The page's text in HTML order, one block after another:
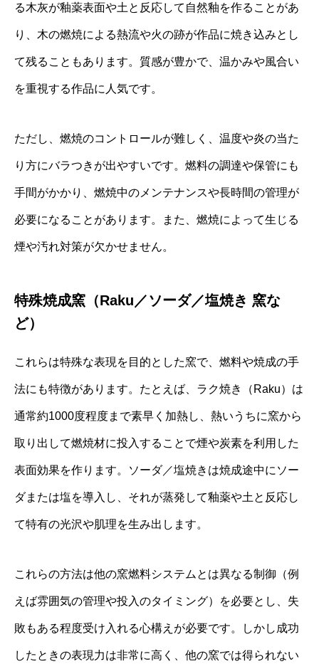
る木灰が釉薬表面や土と反応して自然釉を作ることがあ
り、木の燃焼による熱流や火の跡が作品に焼き込みとし
て残ることもあります。質感が豊かで、温かみや風合い
を重視する作品に人気です。
ただし、燃焼のコントロールが難しく、温度や炎の当た
り方にバラつきが出やすいです。燃料の調達や保管にも
手間がかかり、燃焼中のメンテナンスや長時間の管理が
必要になることがあります。また、燃焼によって生じる
煙や汚れ対策が欠かせません。
特殊焼成窯（Raku／ソーダ／塩焼き 窯な
ど）
これらは特殊な表現を目的とした窯で、燃料や焼成の手
法にも特徴があります。たとえば、ラク焼き（Raku）は
通常約1000度程度まで素早く加熱し、熱いうちに窯から
取り出して燃焼材に投入することで煙や炭素を利用した
表面効果を作ります。ソーダ／塩焼きは焼成途中にソー
ダまたは塩を導入し、それが蒸発して釉薬や土と反応し
て特有の光沢や肌理を生み出します。
これらの方法は他の窯燃料システムとは異なる制御（例
えば雰囲気の管理や投入のタイミング）を必要とし、失
敗もある程度受け入れる心構えが必要です。しかし成功
したときの表現力は非常に高く、他の窯では得られない